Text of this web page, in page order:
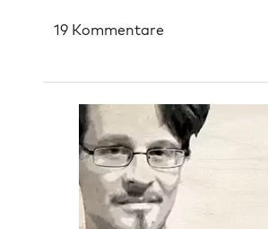
19 Kommentare